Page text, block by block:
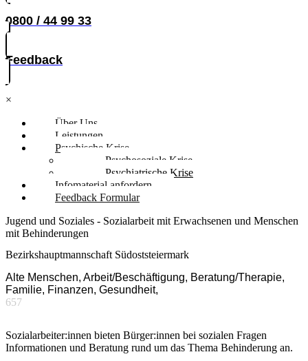
0800 / 44 99 33
Feedback
×
Über Uns
Leistungen
Psychische Krise
Psychosoziale Krise
Psychiatrische Krise
Infomaterial anfordern
Feedback Formular
Jugend und Soziales - Sozialarbeit mit Erwachsenen und Menschen
mit Behinderungen
Bezirkshauptmannschaft Südoststeiermark
Alte Menschen, Arbeit/Beschäftigung, Beratung/Therapie,
Familie, Finanzen, Gesundheit,
657
Sozialarbeiter:innen bieten Bürger:innen bei sozialen Fragen
Informationen und Beratung rund um das Thema Behinderung an.